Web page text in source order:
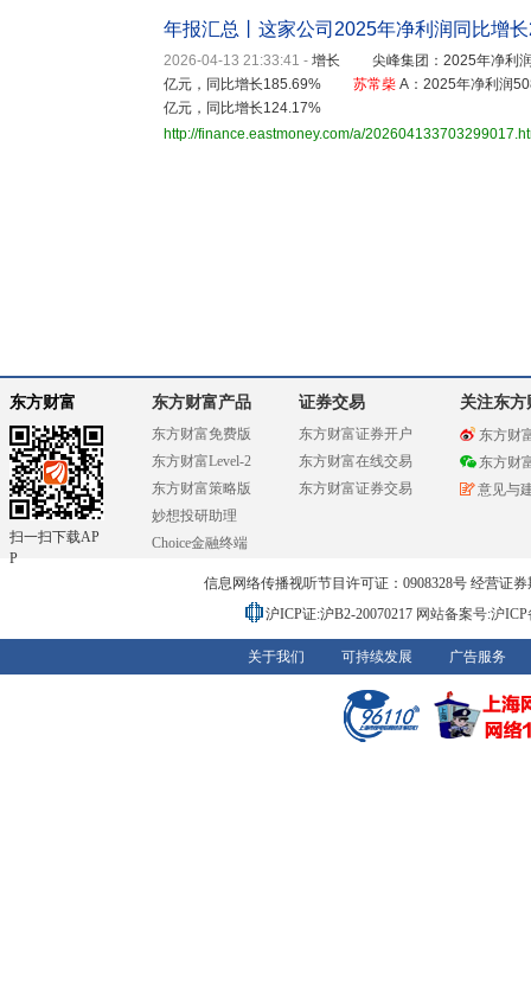
年报汇总丨这家公司2025年净利润同比增
2026-04-13 21:33:41 - 增长 尖峰集团：2025年净利
亿元，同比增长185.69% 苏常柴 A：2025年净利润
亿元，同比增长124.17%
http://finance.eastmoney.com/a/
东方财富
扫一扫下载AP
P
东方财富产品
东方财富免费版
东方财富Level-2
东方财富策略版
妙想投研助理
Choice金融终端
证券交易
东方财富证券开户
东方财富在线交易
东方财富证券交易
关注东方
东方财
东方财
意见与
信息网络传播视听节目许可证：0908328号 经营证
沪ICP证:沪B2-20070217 网站备案号:沪
关于我们 可持续发展 广告服务